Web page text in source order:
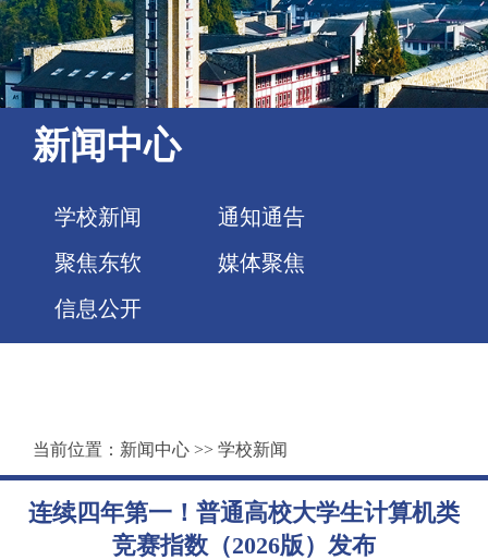
新闻中心
学校新闻
通知通告
聚焦东软
媒体聚焦
信息公开
当前位置： 新闻中心 >> 学校新闻
连续四年第一！普通高校大学生计算机类
竞赛指数（2026版）发布